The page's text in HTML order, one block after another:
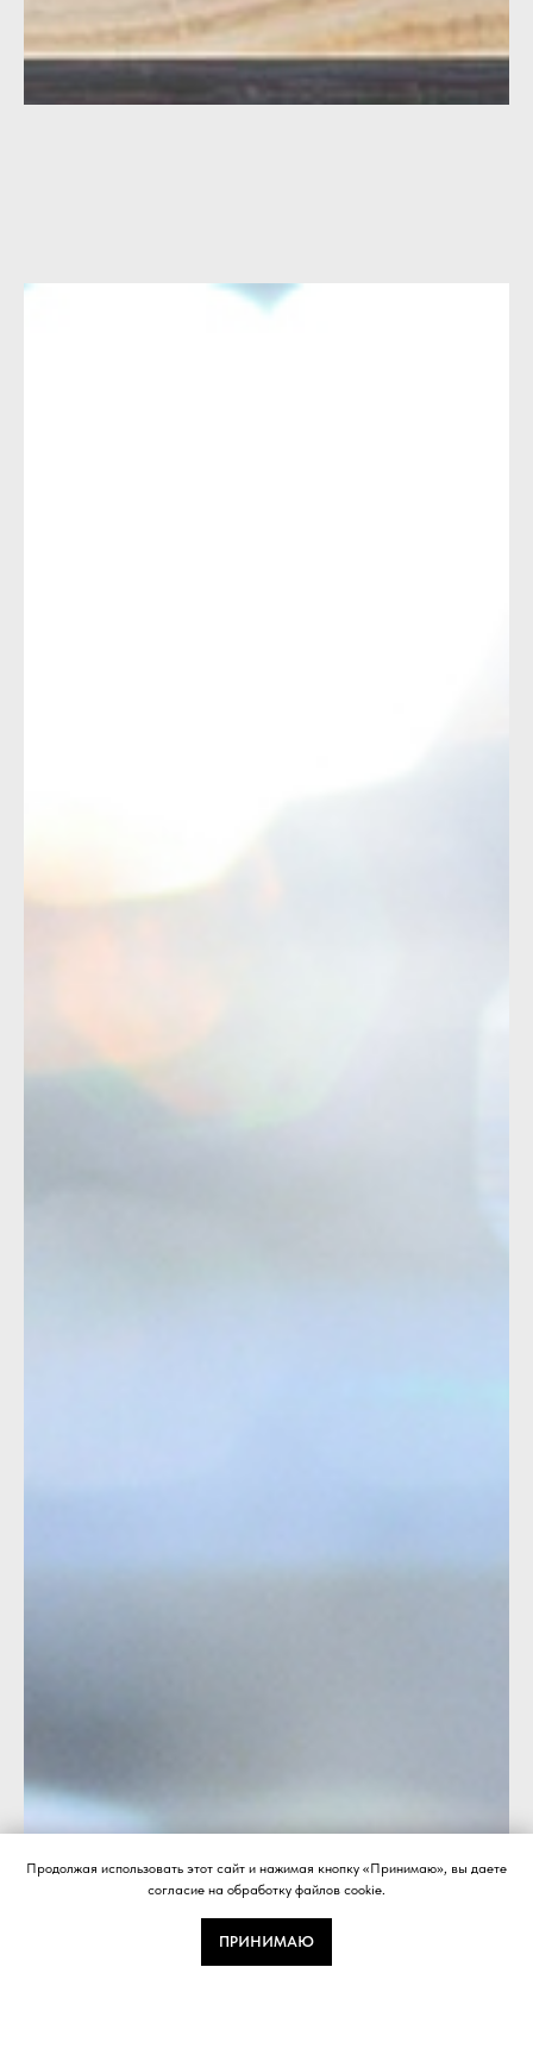
Продолжая использовать этот сайт и нажимая кнопку «Принимаю», вы даете
согласие на обработку файлов cookie.
ПРИНИМАЮ